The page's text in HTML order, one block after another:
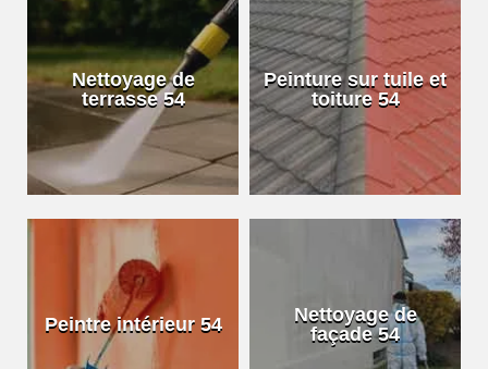
Nettoyage de
terrasse 54
Peinture sur tuile et
toiture 54
Peintre intérieur 54
Nettoyage de
façade 54